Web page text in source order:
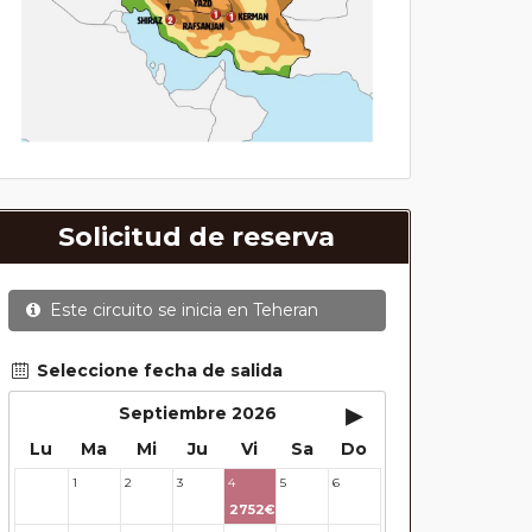
Solicitud de reserva
Este circuito se inicia en Teheran
Seleccione fecha de salida
Septiembre 2026
▸
Lu Ma Mi Ju Vi Sa Do
1 2 3 4
2752€
5 6